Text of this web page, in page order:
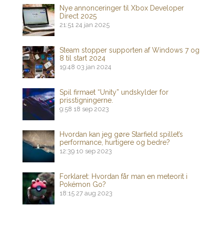
Nye annonceringer til Xbox Developer
Direct 2025
21:51 24 jan 2025
Steam stopper supporten af ​​Windows 7 og
8 til start 2024
19:48 03 jan 2024
Spil firmaet “Unity” undskylder for
prisstigningerne.
9:58 18 sep 2023
Hvordan kan jeg gøre Starfield spillet’s
performance, hurtigere og bedre?
12:39 10 sep 2023
Forklaret: Hvordan får man en meteorit i
Pokémon Go?
18:15 27 aug 2023